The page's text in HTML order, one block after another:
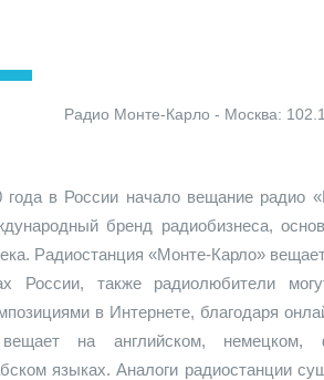
Радио Монте-Карло - Москва:
в России начало вещание радио
бренд радиобизнеса,
Радиостанция «Монте-Карло»
России, также радиолюбители
в Интернете, благодаря
на английском, немецком,
языках. Аналоги радиостанции